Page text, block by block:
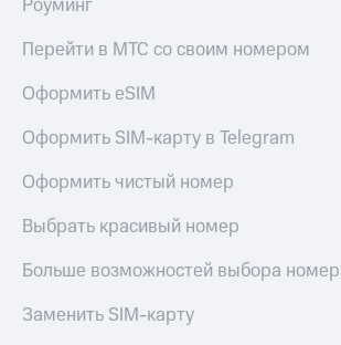
Роуминг
Перейти в МТС со своим номером
Оформить eSIM
Оформить SIM-карту в Telegram
Оформить чистый номер
Выбрать красивый номер
Больше возможностей выбора
Заменить SIM-карту